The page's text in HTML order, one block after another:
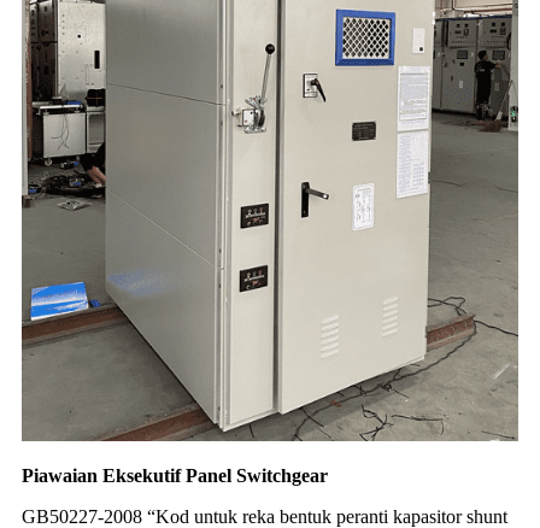
Piawaian Eksekutif Panel Switchgear
GB50227-2008 “Kod untuk reka bentuk peranti kapasitor shunt